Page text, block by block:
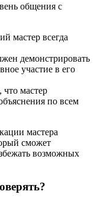
общения с
мастер всегда
демонстрировать
участие в его
что мастер
по всем
мастера
сможет
возможных